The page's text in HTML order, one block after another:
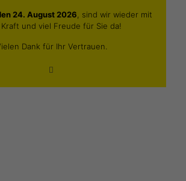
24. August 2026, sind wir wieder mit
und viel Freude für Sie da!
Dank für Ihr Vertrauen.